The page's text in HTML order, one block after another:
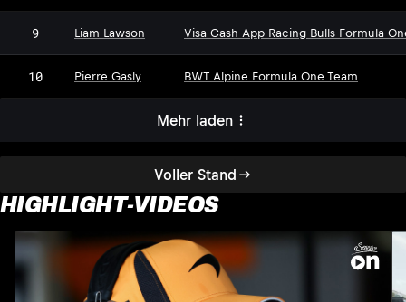
Voller Stand
9 Liam Lawson Visa Cash App Racing Bulls Formula
10 Pierre Gasly BWT Alpine Formula One Team
Mehr laden
HIGHLIGHT-VIDEOS